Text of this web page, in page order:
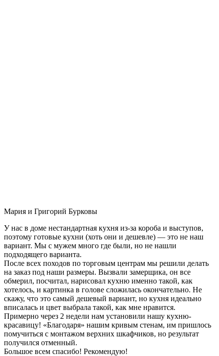
Мария и Григорий Бурковы
У нас в доме нестандартная кухня из-за короба и выступов,
поэтому готовые кухни (хоть они и дешевле) — это не наш
вариант. Мы с мужем много где были, но не нашли
подходящего варианта.
После всех походов по торговым центрам мы решили делать
на заказ под наши размеры. Вызвали замерщика, он все
обмерил, посчитал, нарисовал кухню именно такой, как
хотелось, и картинка в голове сложилась окончательно. Не
скажу, что это самый дешевый вариант, но кухня идеально
вписалась и цвет выбрала такой, как мне нравится.
Примерно через 2 недели нам установили нашу кухню-
красавицу! «Благодаря» нашим кривым стенам, им пришлось
помучиться с монтажом верхних шкафчиков, но результат
получился отменный.
Большое всем спасибо! Рекомендую!